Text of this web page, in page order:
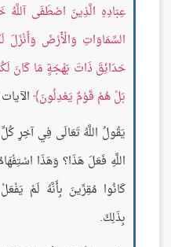
عِبَادِهِ الَّذِينَ اصْطَفَى آللَّهُ
السَّمَاوَاتِ وَالْأَرْضَ وَأَنْزَلَ
حَدَائِقَ ذَاتَ بَهْجَةٍ مَا كَانَ
بَلْ هُمْ قَوْمٌ يَعْدِلُونَ الآيات
يَقُولُ اللَّهُ تَعَالَى فِي آخِرِ
اللَّهِ فَعَلَ هَذَا؟ وَهَذَا
كَانُوا مُقِرِّينَ بِأَنَّهُ لَمْ
بِذَلِكَ.